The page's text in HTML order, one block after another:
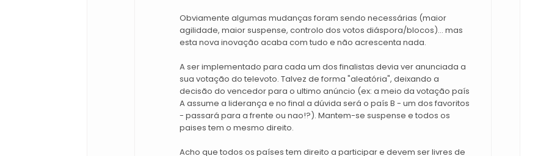
Obviamente algumas mudanças foram sendo necessárias (maior
agilidade, maior suspense, controlo dos votos diáspora/blocos)... mas
esta nova inovação acaba com tudo e não acrescenta nada.
A ser implementado para cada um dos finalistas devia ver anunciada a
sua votação do televoto. Talvez de forma "aleatória", deixando a
decisão do vencedor para o ultimo anúncio (ex: a meio da votação país
A assume a liderança e no final a dúvida será o país B - um dos favoritos
- passará para a frente ou nao!?). Mantem-se suspense e todos os
paises tem o mesmo direito.
Acho que todos os países tem direito a participar e devem ser livres de